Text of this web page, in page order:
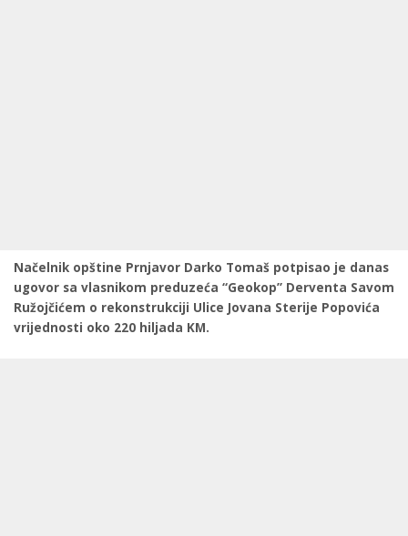
Načelnik opštine Prnjavor Darko Tomaš potpisao je danas
ugovor sa vlasnikom preduzeća “Geokop” Derventa Savom
Ružojčićem o rekonstrukciji Ulice Jovana Sterije Popovića
vrijednosti oko 220 hiljada KM.